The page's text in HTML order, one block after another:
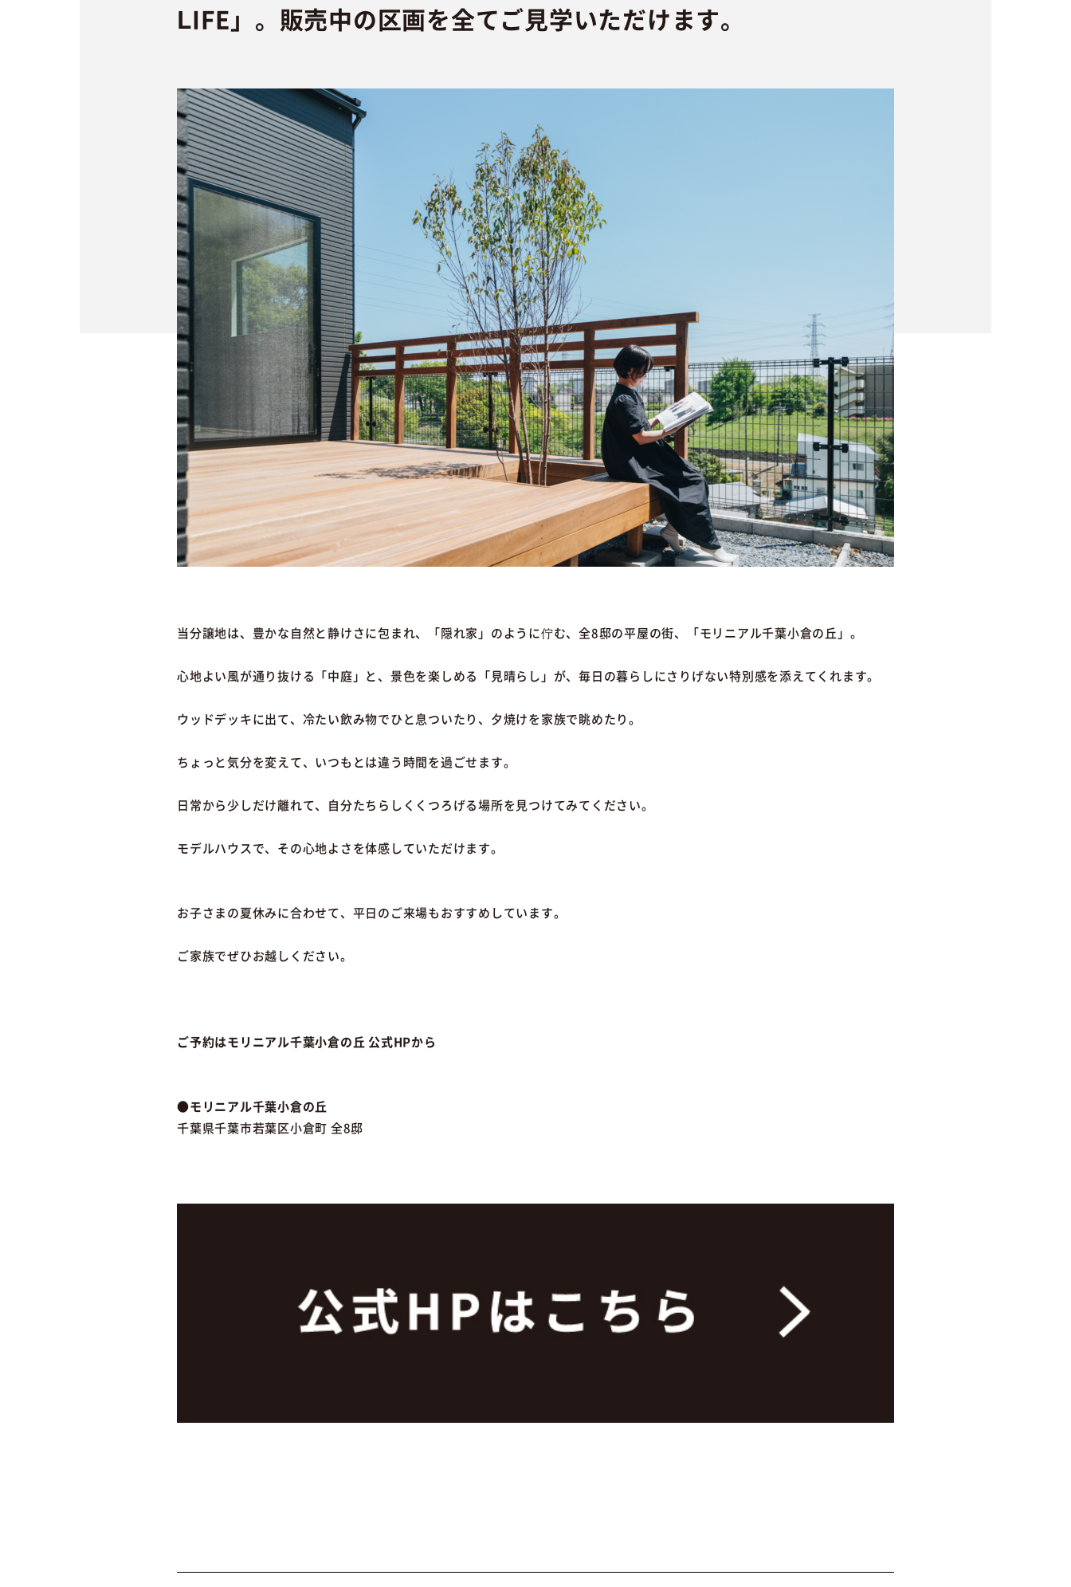
LIFE」。販売中の区画を全てご見学いただけます。
当分譲地は、豊かな自然と静けさに包まれ、「隠れ家」のように佇む、全8邸の平屋の街、「モリニアル千葉小倉の丘」。
心地よい風が通り抜ける「中庭」と、景色を楽しめる「見晴らし」が、毎日の暮らしにさりげない特別感を添えてくれます。
ウッドデッキに出て、冷たい飲み物でひと息ついたり、夕焼けを家族で眺めたり。
ちょっと気分を変えて、いつもとは違う時間を過ごせます。
日常から少しだけ離れて、自分たちらしくくつろげる場所を見つけてみてください。
モデルハウスで、その心地よさを体感していただけます。
お子さまの夏休みに合わせて、平日のご来場もおすすめしています。
ご家族でぜひお越しください。
ご予約はモリニアル千葉小倉の丘 公式HPから
●モリニアル千葉小倉の丘
千葉県千葉市若葉区小倉町 全8邸